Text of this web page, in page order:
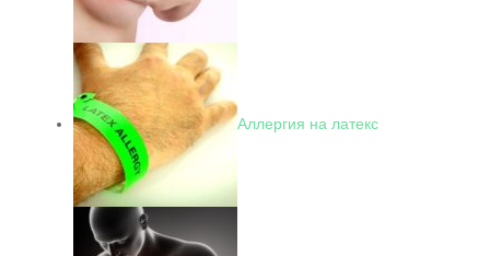
Аллергия на латекс